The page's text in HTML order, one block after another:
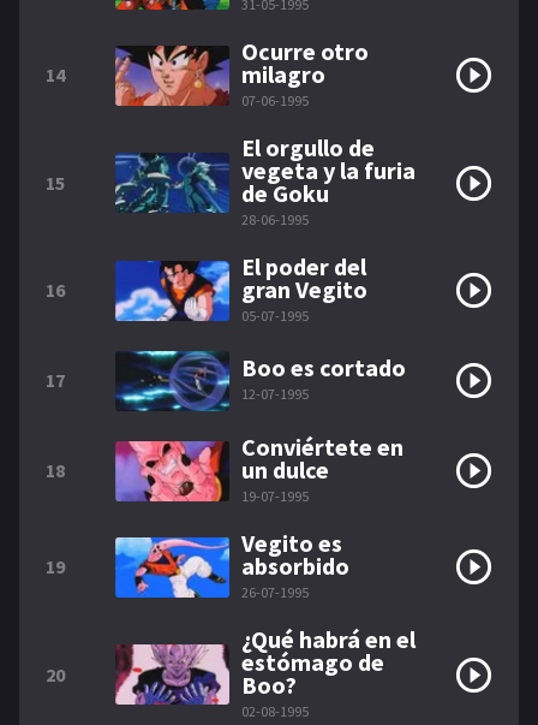
31-05-1995
14
Ocurre otro
milagro
07-06-1995
15
El orgullo de
vegeta y la furia
de Goku
28-06-1995
16
El poder del
gran Vegito
05-07-1995
17 Boo es cortado
12-07-1995
18
Conviértete en
un dulce
19-07-1995
19
Vegito es
absorbido
26-07-1995
20
¿Qué habrá en el
estómago de
Boo?
02-08-1995